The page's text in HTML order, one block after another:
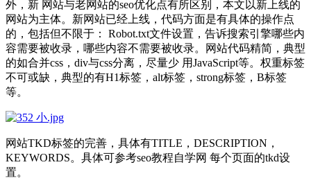
外，新 网站与老网站的seo优化点有所区别，本文以新上线的
网站为主体。新网站已经上线，代码方面是有具体的操作点
的，包括但不限于： Robot.txt文件设置，告诉搜索引擎哪些内
容需要被收录，哪些内容不需要被收录。网站代码精简，典型
的如合并css，div与css分离，尽量少 用JavaScript等。权重标签
不可或缺，典型的有H1标签，alt标签，strong标签，B标签
等。
网站TKD标签的完善，具体有TITLE，DESCRIPTION，
KEYWORDS。具体可参考seo教程自学网 每个页面的tkd设
置。